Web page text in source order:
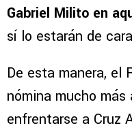
Gabriel Milito en
sí lo estarán de
De esta manera, el
nómina mucho
enfrentarse a Cruz